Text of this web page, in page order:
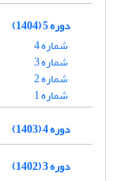
دوره 5 (1404)
شماره 4
شماره 3
شماره 2
شماره 1
دوره 4 (1403)
دوره 3 (1402)